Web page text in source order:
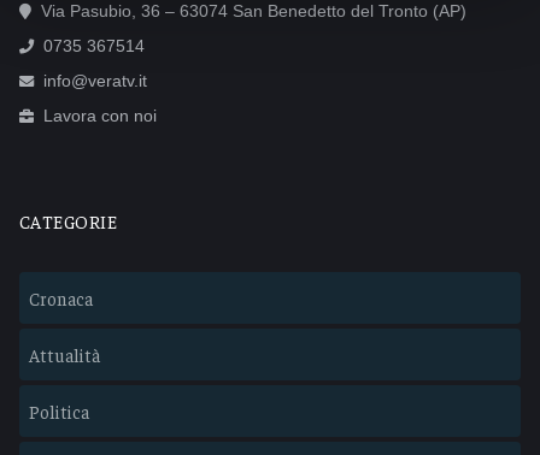
Via Pasubio, 36 – 63074 San Benedetto del Tronto (AP)
0735 367514
info@veratv.it
Lavora con noi
CATEGORIE
Cronaca
Attualità
Politica